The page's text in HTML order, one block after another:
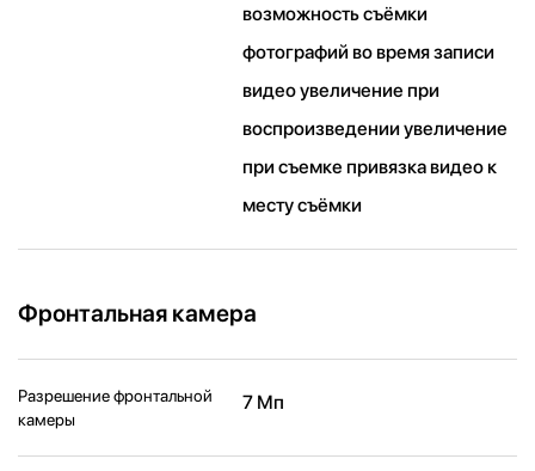
возможность съёмки
фотографий во время записи
видео увеличение при
воспроизведении увеличение
при съемке привязка видео к
месту съёмки
Фронтальная камера
Разрешение фронтальной
камеры
7 Мп